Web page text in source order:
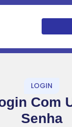
LOGIN
Com
Senha